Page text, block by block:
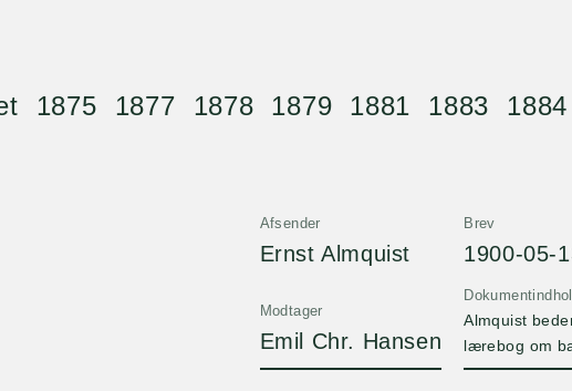
1875 1877 1878 1879 1881 1883 1884
Afsender
Ernst Almquist
Brev
1900-05-
Modtager
Emil Chr. Hansen
Almquist
lærebog om